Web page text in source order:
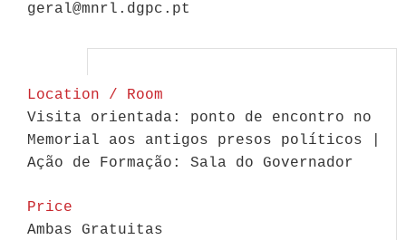
geral@mnrl.dgpc.pt
Location / Room
Visita orientada: ponto de encontro no
Memorial aos antigos presos políticos |
Ação de Formação: Sala do Governador
Price
Ambas Gratuitas